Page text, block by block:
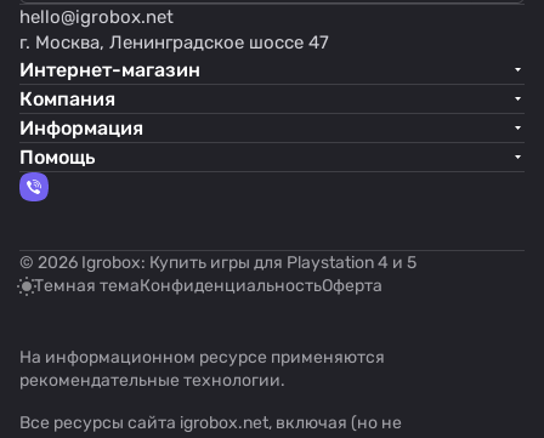
hello@igrobox.net
г. Москва, Ленинградское шоссе 47
Интернет-магазин
Компания
Информация
Помощь
© 2026 Igrobox: Купить игры для Playstation 4 и 5
Темная темаКонфиденциальностьОферта
На информационном ресурсе применяются
рекомендательные технологии.
Все ресурсы сайта igrobox.net, включая (но не